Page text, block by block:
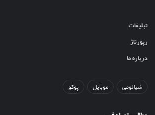
تبلیغات
رپورتاژ
درباره ما
شیائومی موبایل پوکو